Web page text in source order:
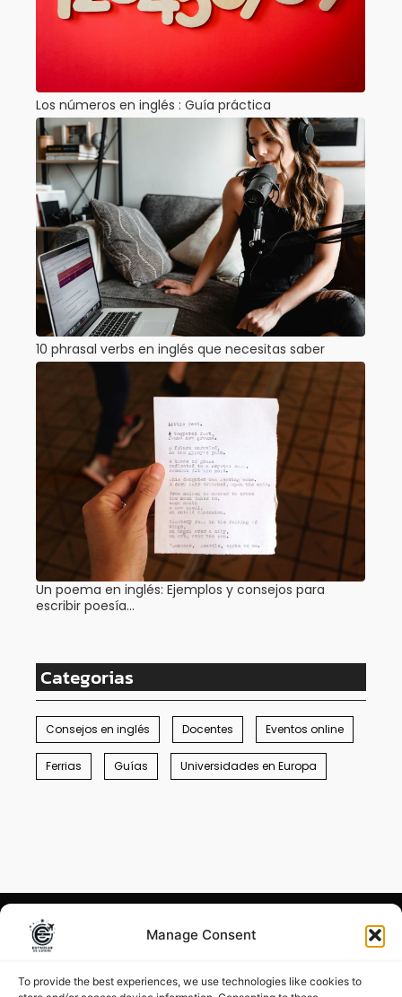
Manage Consent
To provide the best experiences, we use technologies like cookies to
Los números en inglés : Guía práctica
10 phrasal verbs en inglés que necesitas saber
Un poema en inglés: Ejemplos y consejos para
escribir poesía…
Categorias
Consejos en inglés Docentes Eventos online
Ferrias Guías Universidades en Europa